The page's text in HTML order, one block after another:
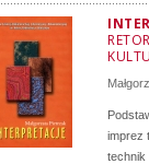
imprez
technik